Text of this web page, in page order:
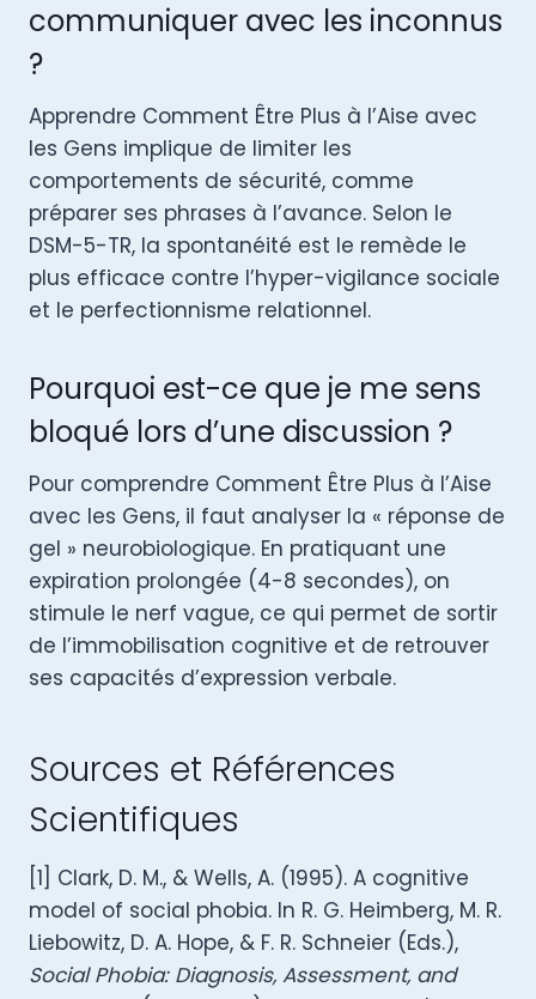
communiquer avec les inconnus
?
Apprendre Comment Être Plus à l’Aise avec
les Gens implique de limiter les
comportements de sécurité, comme
préparer ses phrases à l’avance. Selon le
DSM-5-TR, la spontanéité est le remède le
plus efficace contre l’hyper-vigilance sociale
et le perfectionnisme relationnel.
Pourquoi est-ce que je me sens
bloqué lors d’une discussion ?
Pour comprendre Comment Être Plus à l’Aise
avec les Gens, il faut analyser la « réponse de
gel » neurobiologique. En pratiquant une
expiration prolongée (4-8 secondes), on
stimule le nerf vague, ce qui permet de sortir
de l’immobilisation cognitive et de retrouver
ses capacités d’expression verbale.
Sources et Références
Scientifiques
[1] Clark, D. M., & Wells, A. (1995). A cognitive
model of social phobia. In R. G. Heimberg, M. R.
Liebowitz, D. A. Hope, & F. R. Schneier (Eds.),
Social Phobia: Diagnosis, Assessment, and